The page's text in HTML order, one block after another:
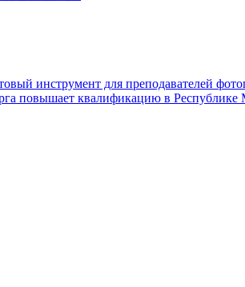
инструмент для преподавателей
повышает квалификацию в Республике